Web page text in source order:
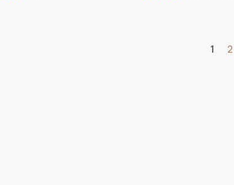
1 2